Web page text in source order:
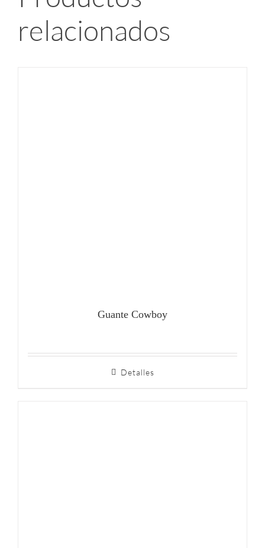
relacionados
Guante Cowboy
Detalles